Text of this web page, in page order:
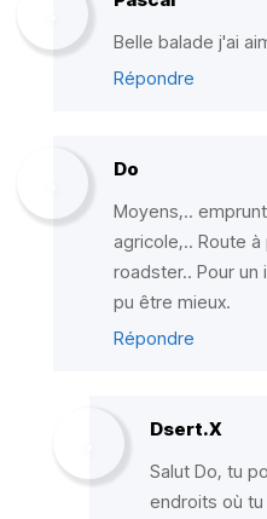
Belle balade j'ai
Répondre
Do
Moyens,..
agricole,.. Route
roadster.. Pour un
pu être mieux.
Répondre
Dsert.X
Salut Do, tu
endroits où